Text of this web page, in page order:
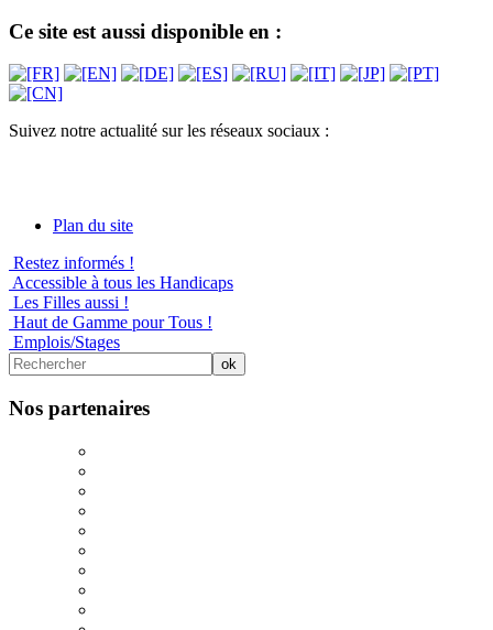
Ce site est aussi disponible en :
Suivez notre actualité sur les réseaux sociaux :
Plan du site
Restez informés !
Accessible à tous les Handicaps
Les Filles aussi !
Haut de Gamme pour Tous !
Emplois/Stages
Nos partenaires